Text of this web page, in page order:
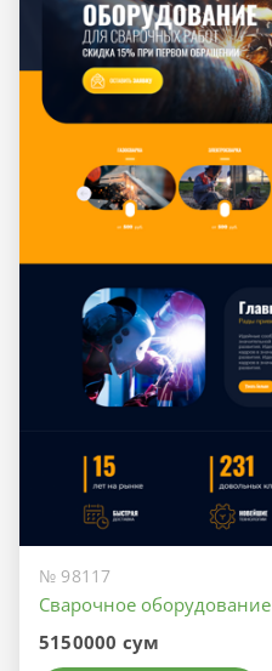
№ 98117
Сварочное оборудование
5150000 сум